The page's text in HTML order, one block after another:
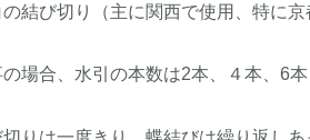
結び切り（主に関西で使用、特に京
場合、水引の本数は2本、４本、6本